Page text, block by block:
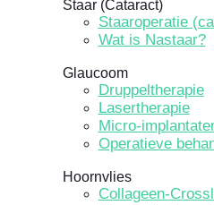
Staar (Cataract)
Staaroperatie
Wat is Nastaar?
Glaucoom
Druppeltherapie
Lasertherapie
Micro-
Operatieve
Hoornvlies
Collageen-